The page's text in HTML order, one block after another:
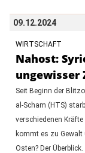
09.12.2024
WIRTSCHAFT
Nahost:
ungewisser
Seit Beginn der
al-Scham (HTS)
verschiedenen
kommt es zu
Osten? Der Überblick.